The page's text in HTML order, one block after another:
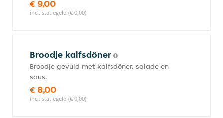
€ 9,00
incl. statiegeld (€ 0,00)
Broodje kalfsdöner
Broodje gevuld met kalfsdöner, salade en
saus.
€ 8,00
incl. statiegeld (€ 0,00)